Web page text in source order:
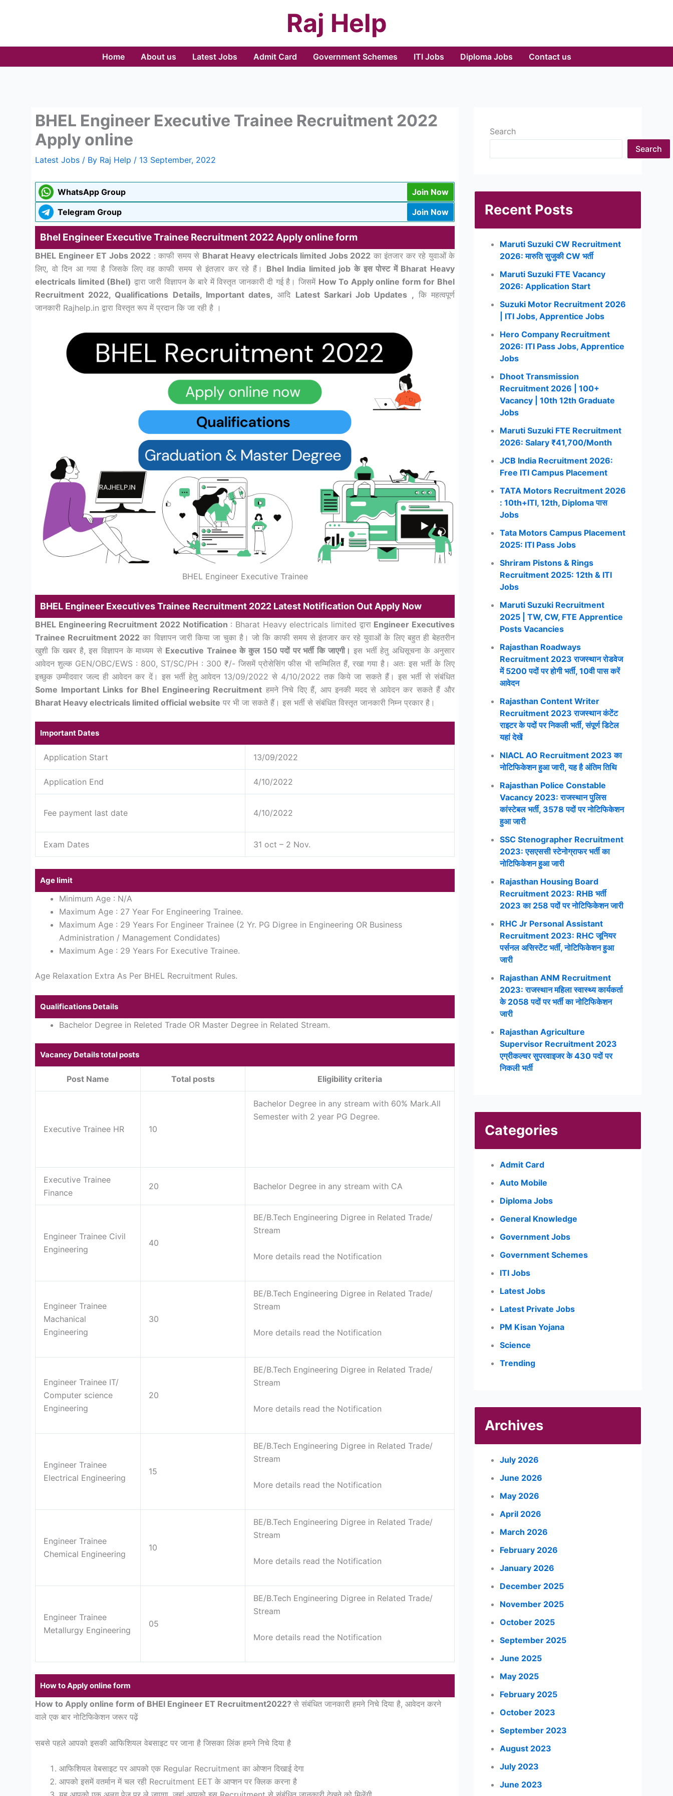
Raj Help
Home About us Latest Jobs Admit Card Government Schemes ITI Jobs Diploma Jobs Contact us
BHEL Engineer Executive Trainee Recruitment 2022
Apply online
Latest Jobs / By Raj Help / 13 September, 2022
WhatsApp Group
Join Now
Telegram Group
Join Now
Bhel Engineer Executive Trainee Recruitment 2022 Apply online form
BHEL Engineer ET Jobs 2022 : काफी समय से Bharat Heavy electricals limited Jobs 2022 का इंतजार कर रहे युवाओं के
लिए, वो दिन आ गया है जिसके लिए वह काफी समय से इंतज़ार कर रहे हैं। Bhel India limited job के इस पोस्ट में Bharat Heavy
electricals limited (Bhel) द्वारा जारी विज्ञापन के बारे में विस्तृत जानकारी दी गई है। जिसमें How To Apply online form for Bhel
Recruitment 2022, Qualifications Details, Important dates, आदि Latest Sarkari Job Updates , कि महत्वपूर्ण
जानकारी Rajhelp.in द्वारा विस्तृत रूप में प्रदान कि जा रही है ।
BHEL Engineer Executive Trainee
BHEL Engineer Executives Trainee Recruitment 2022 Latest Notification Out Apply Now
BHEL Engineering Recruitment 2022 Notification : Bharat Heavy electricals limited द्वारा Engineer Executives
Trainee Recruitment 2022 का विज्ञापन जारी किया जा चुका है। जो कि काफी समय से इंतजार कर रहे युवाओं के लिए बहुत ही बेहतरीन
खुशी कि खबर है, इस विज्ञापन के माध्यम से Executive Trainee के कुल 150 पदों पर भर्ती कि जाएगी। इस भर्ती हेतु अधिसूचना के अनुसार
आवेदन शुल्क GEN/OBC/EWS : 800, ST/SC/PH : 300 ₹/- जिसमें प्रोसेसिंग फीस भी सम्मिलित हैं, रखा गया है। अतः इस भर्ती के लिए
इच्छुक उम्मीदवार जल्द ही आवेदन कर दें। इस भर्ती हेतु आवेदन 13/09/2022 से 4/10/2022 तक किये जा सकते हैं। इस भर्ती से संबंधित
Some Important Links for Bhel Engineering Recruitment हमने निचे दिए हैं, आप इनकी मदद से आवेदन कर सकते हैं और
Bharat Heavy electricals limited official website पर भी जा सकते हैं। इस भर्ती से संबंधित विस्तृत जानकारी निम्न प्रकार है।
Important Dates
Application Start 13/09/2022
Application End 4/10/2022
Fee payment last date 4/10/2022
Exam Dates 31 oct – 2 Nov.
Age limit
Minimum Age : N/A
Maximum Age : 27 Year For Engineering Trainee.
Maximum Age : 29 Years For Engineer Trainee (2 Yr. PG Digree in Engineering OR Business
Administration / Management Condidates)
Maximum Age : 29 Years For Executive Trainee.
Age Relaxation Extra As Per BHEL Recruitment Rules.
Qualifications Details
Bachelor Degree in Releted Trade OR Master Degree in Related Stream.
Vacancy Details total posts
Post Name Total posts Eligibility criteria
Executive Trainee HR 10
Bachelor Degree in any stream with 60% Mark.All
Semester with 2 year PG Degree.
Executive Trainee
Finance
20 Bachelor Degree in any stream with CA
Engineer Trainee Civil
Engineering
40
BE/B.Tech Engineering Digree in Related Trade/
Stream
More details read the Notification
Engineer Trainee
Machanical
Engineering
30
BE/B.Tech Engineering Digree in Related Trade/
Stream
More details read the Notification
Engineer Trainee IT/
Computer science
Engineering
20
BE/B.Tech Engineering Digree in Related Trade/
Stream
More details read the Notification
Engineer Trainee
Electrical Engineering
15
BE/B.Tech Engineering Digree in Related Trade/
Stream
More details read the Notification
Engineer Trainee
Chemical Engineering
10
BE/B.Tech Engineering Digree in Related Trade/
Stream
More details read the Notification
Engineer Trainee
Metallurgy Engineering
05
BE/B.Tech Engineering Digree in Related Trade/
Stream
More details read the Notification
How to Apply online form
How to Apply online form of BHEl Engineer ET Recruitment2022? से संबंधित जानकारी हमने निचे दिया है, आवेदन करने
वाले एक बार नोटिफिकेशन जरूर पढ़ें
सबसे पहले आपको इसकी आफिशियल वेबसाइट पर जाना है जिसका लिंक हमने निचे दिया है
आफिशियल वेबसाइट पर आपको एक Regular Recruitment का ओप्शन दिखाई देगा
आपको इसमें वतर्मान में चल रही Recruitment EET के आप्शन पर क्लिक करना है
Search
Search
Recent Posts
Maruti Suzuki CW Recruitment
2026: मारुति सुजुकी CW भर्ती
Maruti Suzuki FTE Vacancy
2026: Application Start
Suzuki Motor Recruitment 2026
| ITI Jobs, Apprentice Jobs
Hero Company Recruitment
2026: ITI Pass Jobs, Apprentice
Jobs
Dhoot Transmission
Recruitment 2026 | 100+
Vacancy | 10th 12th Graduate
Jobs
Maruti Suzuki FTE Recruitment
2026: Salary ₹41,700/Month
JCB India Recruitment 2026:
Free ITI Campus Placement
TATA Motors Recruitment 2026
: 10th+ITI, 12th, Diploma पास
Jobs
Tata Motors Campus Placement
2025: ITI Pass Jobs
Shriram Pistons & Rings
Recruitment 2025: 12th & ITI
Jobs
Maruti Suzuki Recruitment
2025 | TW, CW, FTE Apprentice
Posts Vacancies
Rajasthan Roadways
Recruitment 2023 राजस्थान रोडवेज
में 5200 पदों पर होगी भर्ती, 10वी पास करें
आवेदन
Rajasthan Content Writer
Recruitment 2023 राजस्थान कंटेंट
राइटर के पदों पर निकली भर्ती, संपूर्ण डिटेल
यहां देखें
NIACL AO Recruitment 2023 का
नोटिफिकेशन हुआ जारी, यह है अंतिम तिथि
Rajasthan Police Constable
Vacancy 2023: राजस्थान पुलिस
कांस्टेबल भर्ती, 3578 पदों पर नोटिफिकेशन
हुआ जारी
SSC Stenographer Recruitment
2023: एसएससी स्टेनोग्राफर भर्ती का
नोटिफिकेशन हुआ जारी
Rajasthan Housing Board
Recruitment 2023: RHB भर्ती
2023 का 258 पदों पर नोटिफिकेशन जारी
RHC Jr Personal Assistant
Recruitment 2023: RHC जूनियर
पर्सनल असिस्टेंट भर्ती, नोटिफिकेशन हुआ
जारी
Rajasthan ANM Recruitment
2023: राजस्थान महिला स्वास्थ्य कार्यकर्ता
के 2058 पदों पर भर्ती का नोटिफिकेशन
जारी
Rajasthan Agriculture
Supervisor Recruitment 2023
एग्रीकल्चर सुपरवाइजर के 430 पदों पर
निकली भर्ती
Categories
Admit Card
Auto Mobile
Diploma Jobs
General Knowledge
Government Jobs
Government Schemes
ITI Jobs
Latest Jobs
Latest Private Jobs
PM Kisan Yojana
Science
Trending
Archives
July 2026
June 2026
May 2026
April 2026
March 2026
February 2026
January 2026
December 2025
November 2025
October 2025
September 2025
June 2025
May 2025
February 2025
October 2023
September 2023
August 2023
July 2023
June 2023